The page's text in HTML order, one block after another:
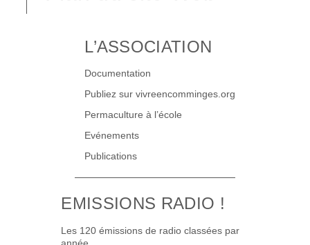
L’ASSOCIATION
Documentation
Publiez sur vivreencomminges.org
Permaculture à l’école
Evénements
Publications
EMISSIONS RADIO !
Les 120 émissions de radio classées par